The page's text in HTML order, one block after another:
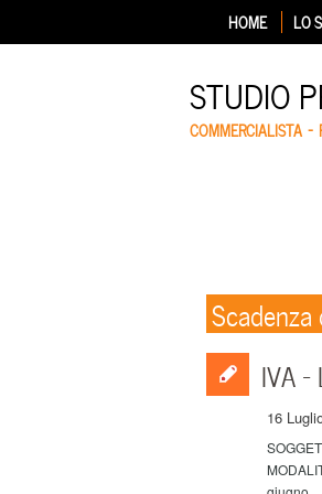
HOME LO
STUDIO
COMMERCIALISTA
IVA
16